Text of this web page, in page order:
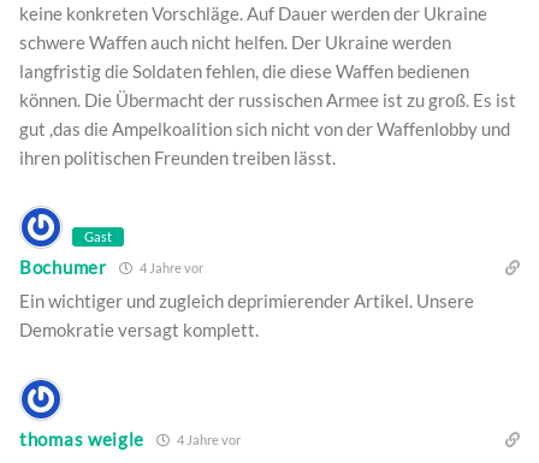
keine konkreten Vorschläge. Auf Dauer werden der Ukraine
schwere Waffen auch nicht helfen. Der Ukraine werden
langfristig die Soldaten fehlen, die diese Waffen bedienen
können. Die Übermacht der russischen Armee ist zu groß. Es ist
gut ,das die Ampelkoalition sich nicht von der Waffenlobby und
ihren politischen Freunden treiben lässt.
Gast
Bochumer 4 Jahre vor
Ein wichtiger und zugleich deprimierender Artikel. Unsere
Demokratie versagt komplett.
thomas weigle 4 Jahre vor